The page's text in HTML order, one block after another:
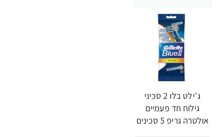
ג'ילט בלו 2 סכיני
גילוח חד פעמיים
אולטרה גריפ 5 סכינים